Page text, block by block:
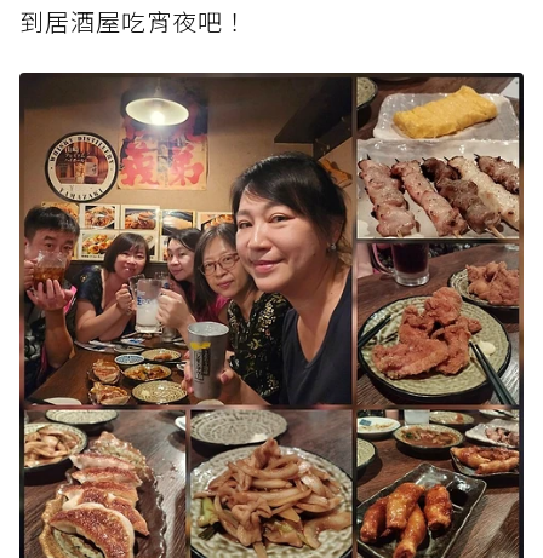
到居酒屋吃宵夜吧！